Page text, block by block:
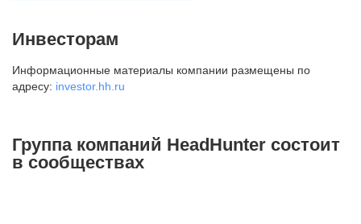
внутригородская территория
Муниципальный округ Тверской,
2-я Брестская ул., д. 48,
+7 495 980-64-27
Инвесторам
Информационные материалы компании размещены по
адресу: investor.hh.ru
Группа компаний HeadHunter состоит
в сообществах